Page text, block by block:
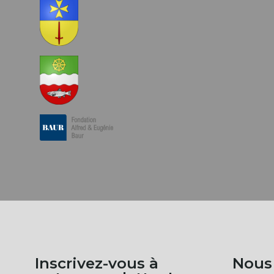
Inscrivez-vous à